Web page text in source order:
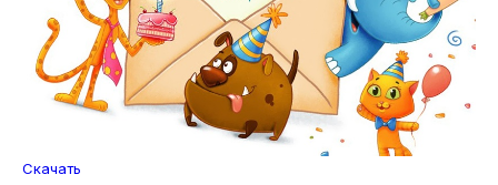
Скачать